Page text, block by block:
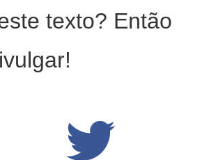
texto? Então